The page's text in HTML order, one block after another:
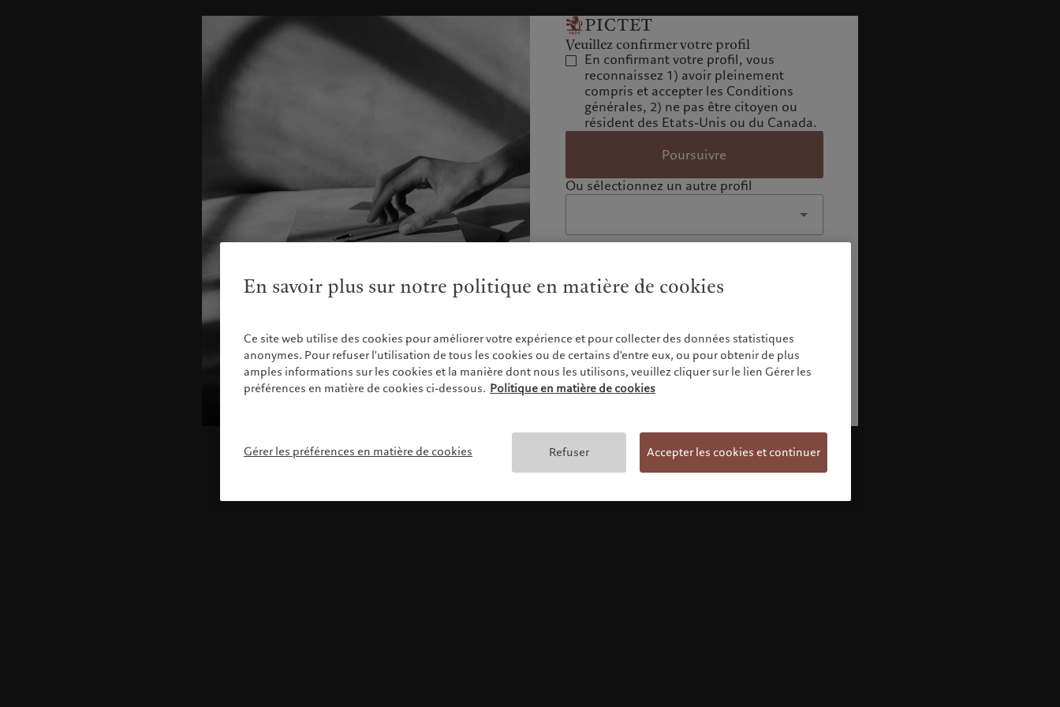
Veuillez confirmer votre profil
En confirmant votre profil, vous
reconnaissez 1) avoir pleinement
compris et accepter les Conditions
générales, 2) ne pas être citoyen ou
résident des Etats-Unis ou du Canada.
Poursuivre
Ou sélectionnez un autre profil
En savoir plus sur notre politique en matière de cookies
Ce site web utilise des cookies pour améliorer votre expérience et pour collecter des données statistiques
anonymes. Pour refuser l'utilisation de tous les cookies ou de certains d'entre eux, ou pour obtenir de plus
amples informations sur les cookies et la manière dont nous les utilisons, veuillez cliquer sur le lien Gérer les
préférences en matière de cookies ci-dessous. Politique en matière de cookies
Gérer les préférences en matière de cookies Refuser Accepter les cookies et continuer